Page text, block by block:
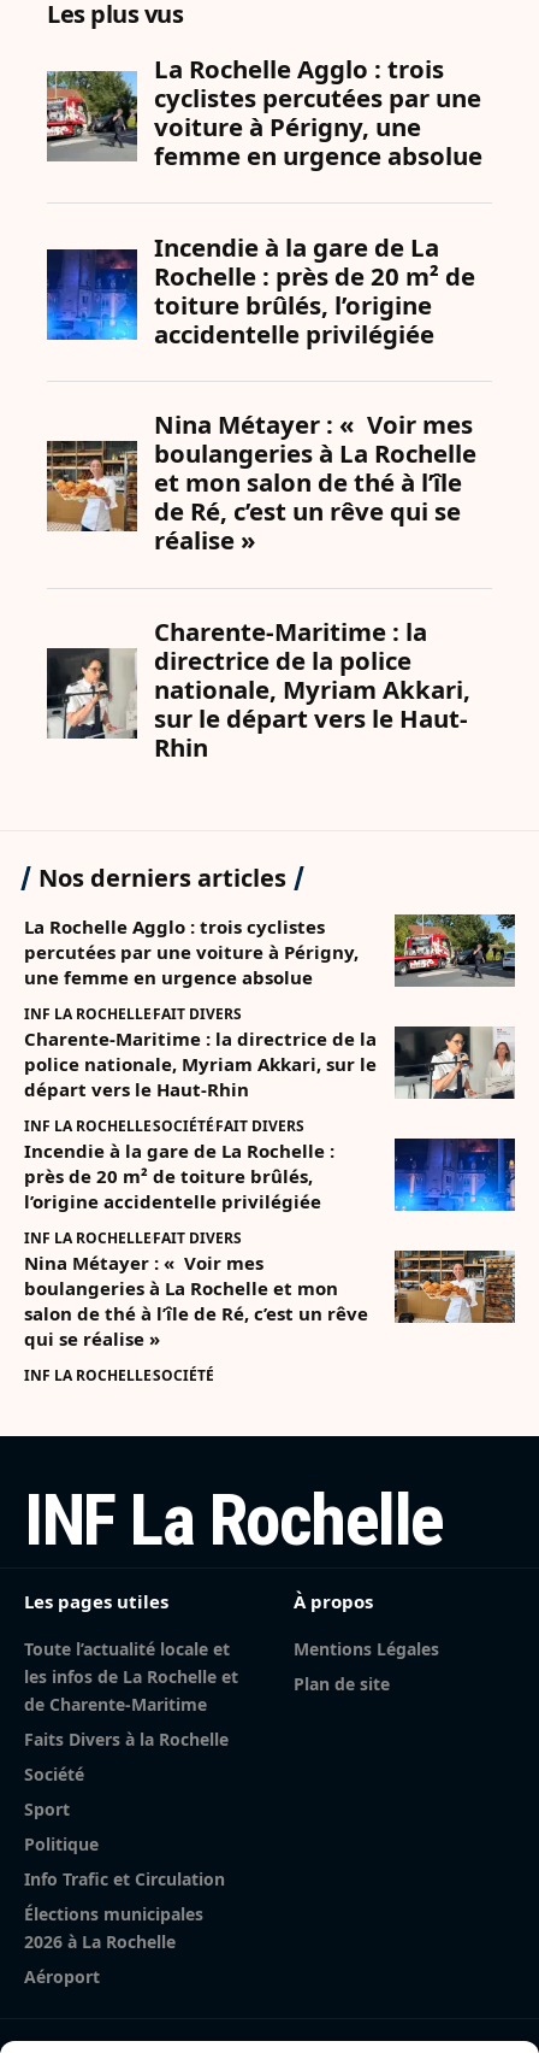
Les plus vus
Nos derniers articles
La Rochelle Agglo : trois cyclistes
percutées par une voiture à Périgny,
une femme en urgence absolue
INF LA ROCHELLEFAIT DIVERS
Charente-Maritime : la directrice de la
police nationale, Myriam Akkari, sur le
départ vers le Haut-Rhin
INF LA ROCHELLESOCIÉTÉFAIT DIVERS
Incendie à la gare de La Rochelle :
près de 20 m² de toiture brûlés,
l’origine accidentelle privilégiée
INF LA ROCHELLEFAIT DIVERS
Nina Métayer : « Voir mes
boulangeries à La Rochelle et mon
salon de thé à l’île de Ré, c’est un rêve
qui se réalise »
INF LA ROCHELLESOCIÉTÉ
INF La Rochelle
Les pages utiles
Toute l’actualité locale et
les infos de La Rochelle et
de Charente-Maritime
Faits Divers à la Rochelle
Société
Sport
Politique
Info Trafic et Circulation
Élections municipales
2026 à La Rochelle
Aéroport
À propos
Mentions Légales
Plan de site